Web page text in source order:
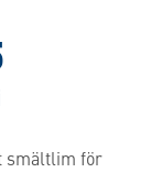
smältlim för